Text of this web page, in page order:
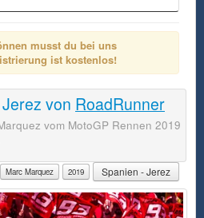
musst du bei uns
ist kostenlos!
von RoadRunner
vom MotoGP Rennen 2019
Marc Marquez 2019 Spanien - Jerez